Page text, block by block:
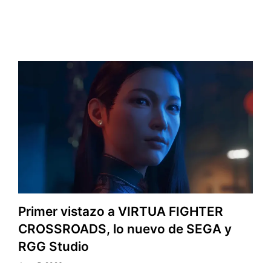
Primer vistazo a VIRTUA FIGHTER
CROSSROADS, lo nuevo de SEGA y
RGG Studio